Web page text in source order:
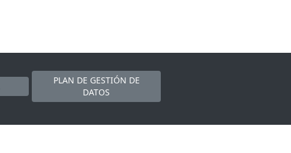
PLAN DE GESTIÓN DE
DATOS